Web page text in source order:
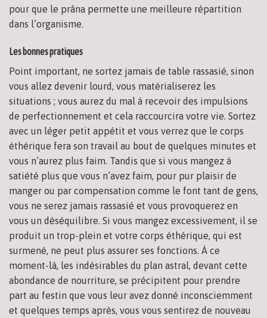
pour que le prâna permette une meilleure répartition
dans l’organisme.
Les bonnes pratiques
Point important, ne sortez jamais de table rassasié, sinon
vous allez devenir lourd, vous matérialiserez les
situations ; vous aurez du mal à recevoir des impulsions
de perfectionnement et cela raccourcira votre vie. Sortez
avec un léger petit appétit et vous verrez que le corps
éthérique fera son travail au bout de quelques minutes et
vous n’aurez plus faim. Tandis que si vous mangez à
satiété plus que vous n’avez faim, pour pur plaisir de
manger ou par compensation comme le font tant de gens,
vous ne serez jamais rassasié et vous provoquerez en
vous un déséquilibre. Si vous mangez excessivement, il se
produit un trop-plein et votre corps éthérique, qui est
surmené, ne peut plus assurer ses fonctions. À ce
moment-là, les indésirables du plan astral, devant cette
abondance de nourriture, se précipitent pour prendre
part au festin que vous leur avez donné inconsciemment
et quelques temps après, vous vous sentirez de nouveau